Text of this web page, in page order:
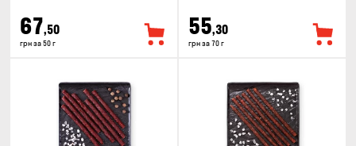
67,50
грн за 50 г
55,30
грн за 70 г